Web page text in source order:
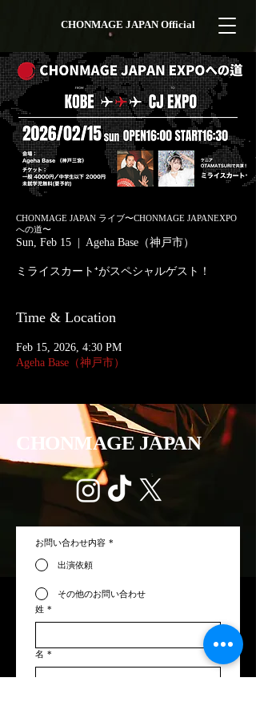
CHONMAGE JAPAN Official
CHONMAGE JAPAN ライブ〜CHONMAGE JAPANEXPO
への道〜
Sun, Feb 15 Ageha Base（神戸市）
ミライスカート⁺がスペシャルゲスト！
Time & Location
Feb 15, 2026, 4:30 PM
Ageha Base（神戸市）
CHONMAGE JAPAN
お問い合わせ内容 *
出演依頼
その他のお問い合わせ
姓 *
名 *